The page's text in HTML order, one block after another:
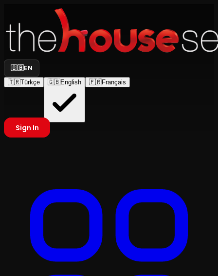
🇬🇧EN
🇹🇷Türkçe 🇬🇧English 🇫🇷Français
Sign In